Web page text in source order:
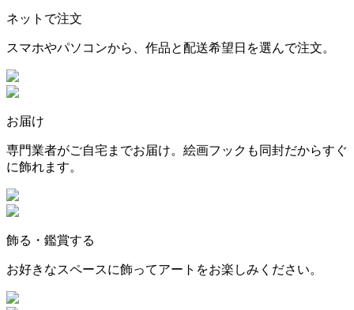
ネットで注文
スマホやパソコンから、作品と配送希望日を選んで注文。
お届け
専門業者がご自宅までお届け。絵画フックも同封だからすぐ
に飾れます。
飾る・鑑賞する
お好きなスペースに飾ってアートをお楽しみください。